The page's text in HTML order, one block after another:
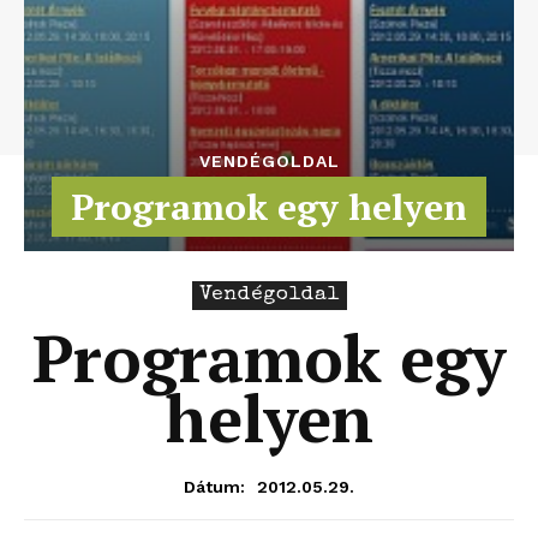
VENDÉGOLDAL
Programok egy helyen
Vendégoldal
Programok egy
helyen
Dátum: 2012.05.29.